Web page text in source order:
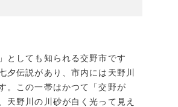
例会案内・活動報告
入会案内
としても知られる交野市です
夕伝説があり、市内には天野川
。この一帯はかつて「交野が
天野川の川砂が白く光って見え